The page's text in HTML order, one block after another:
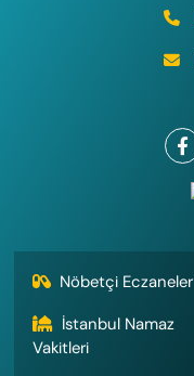
Nöbetçi Eczaneler
İstanbul Namaz
Vakitleri